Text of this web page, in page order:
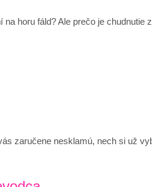
horu fáld? Ale prečo je
zaručene nesklamú, nech si už